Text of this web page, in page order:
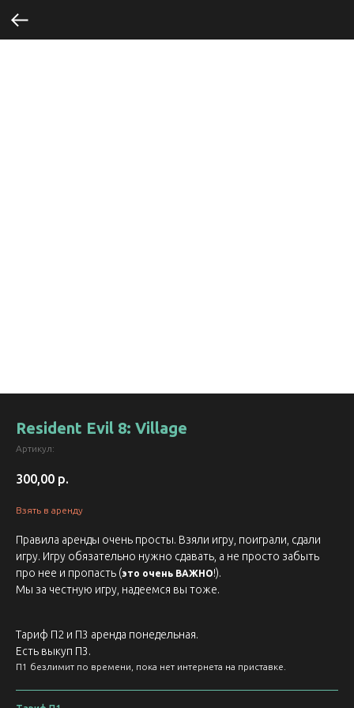
Resident Evil 8: Village
Артикул:
300,00 р.
Взять в аренду
Правила аренды очень просты. Взяли игру, поиграли, сдали
игру. Игру обязательно нужно сдавать, а не просто забыть
про нее и пропасть (это очень ВАЖНО!).
Мы за честную игру, надеемся вы тоже.
Тариф П2 и П3 аренда понедельная.
Есть выкуп П3.
П1 безлимит по времени, пока нет интернета на приставке.